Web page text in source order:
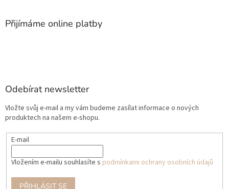
Přijímáme online platby
Odebírat newsletter
Vložte svůj e-mail a my vám budeme zasílat informace o nových
produktech na našem e-shopu.
E-mail
Vložením e-mailu souhlasíte s podmínkami ochrany osobních údajů
PŘIHLÁSIT SE